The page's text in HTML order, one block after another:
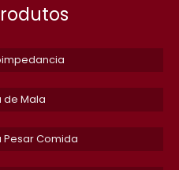
de Mala
Pesar Comida